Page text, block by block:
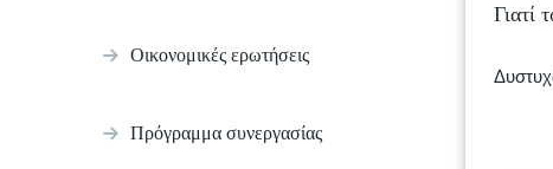
Οικονομικές ερωτήσεις
Πρόγραμμα συνεργασίας
Γιατί